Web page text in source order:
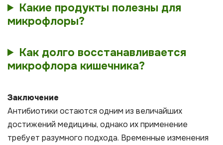
Какие продукты полезны для
микрофлоры?
Как долго восстанавливается
микрофлора кишечника?
Заключение
Антибиотики остаются одним из величайших
достижений медицины, однако их применение
требует разумного подхода. Временные изменения